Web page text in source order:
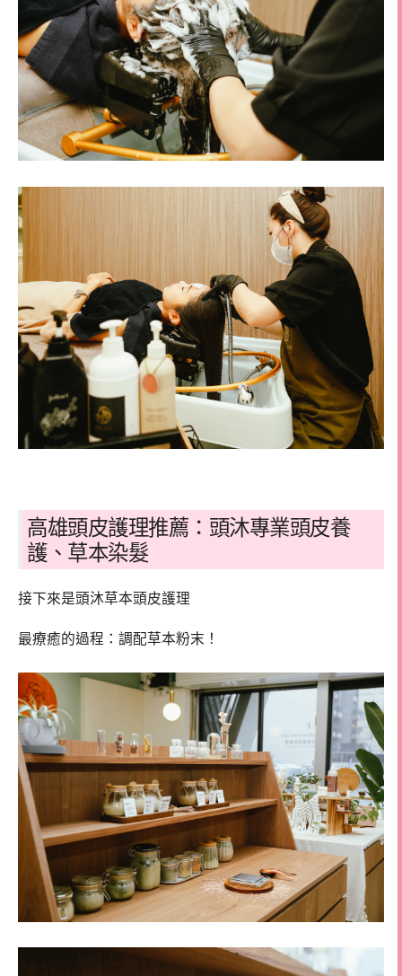
高雄頭皮護理推薦：頭沐專業頭皮養
護、草本染髮
接下來是頭沐草本頭皮護理
最療癒的過程：調配草本粉末！